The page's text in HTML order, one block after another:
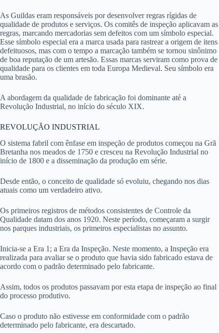
As Guildas eram responsáveis por desenvolver regras rígidas de
qualidade de produtos e serviços. Os comitês de inspeção aplicavam as
regras, marcando mercadorias sem defeitos com um símbolo especial.
Esse símbolo especial era a marca usada para rastrear a origem de itens
defeituosos, mas com o tempo a marcação também se tornou sinônimo
de boa reputação de um artesão. Essas marcas serviram como prova de
qualidade para os clientes em toda Europa Medieval. Seu símbolo era
uma brasão.
A abordagem da qualidade de fabricação foi dominante até a
Revolução Industrial, no início do século XIX.
REVOLUÇÃO INDUSTRIAL
O sistema fabril com ênfase em inspeção de produtos começou na Grã
Bretanha nos meados de 1750 e cresceu na Revolução Industrial no
início de 1800 e a disseminação da produção em série.
Desde então, o conceito de qualidade só evoluiu, chegando nos dias
atuais como um verdadeiro ativo.
Os primeiros registros de métodos consistentes de Controle da
Qualidade datam dos anos 1920. Neste período, começaram a surgir
nos parques industriais, os primeiros especialistas no assunto.
Inicia-se a Era 1; a Era da Inspeção. Neste momento, a Inspeção era
realizada para avaliar se o produto que havia sido fabricado estava de
acordo com o padrão determinado pelo fabricante.
Assim, todos os produtos passavam por esta etapa de inspeção ao final
do processo produtivo.
Caso o produto não estivesse em conformidade com o padrão
determinado pelo fabricante, era descartado.